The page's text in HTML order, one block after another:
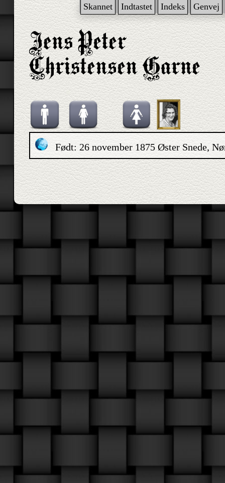
Skannet Indtastet Indeks Genvej
Født: 26 november 1875 Øster Snede,